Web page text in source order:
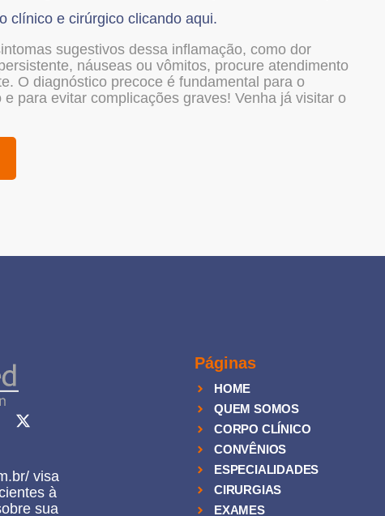
clínico e cirúrgico clicando aqui.
sugestivos dessa inflamação, como dor
náuseas ou vômitos, procure atendimento
O diagnóstico precoce é fundamental para o
para evitar complicações graves! Venha já visitar o
visa
à
sua
Páginas
HOME
QUEM SOMOS
CORPO CLÍNICO
CONVÊNIOS
ESPECIALIDADES
CIRURGIAS
EXAMES